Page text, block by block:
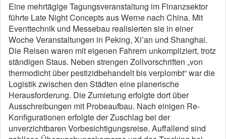
Eine mehrtägige Tagungsveranstaltung im Finanzsektor
führte Late Night Concepts aus Werne nach China. Mit
Eventtechnik und Messebau realisierten sie in einer
Woche Veranstaltungen in Peking, Xi’an und Shanghai.
Die Reisen waren mit eigenen Fahrern unkompliziert, trotz
ständigen Staus. Neben strengen Zollvorschriften „von
thermodicht über pestizidbehandelt bis verplombt“ war die
Logistik zwischen den Städten eine planerische
Herausforderung. Die Zumietung erfolgte dort über
Ausschreibungen mit Probeaufbau. Nach einigen Re-
Konfigurationen erfolgte der Zuschlag bei der
unverzichtbaren Vorbesichtigungsreise. Auffallend sind